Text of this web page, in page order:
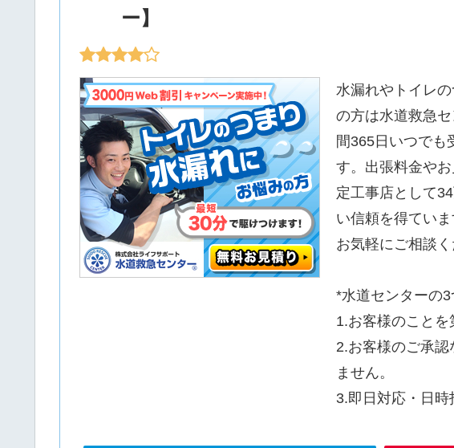
ー】
水漏れやトイレ
の方は水道救急
間365日いつでも
す。出張料金や
定工事店として
い信頼を得てい
お気軽にご相談く
*水道センターの
1.お客様のことを
2.お客様のご承認
ません。
3.即日対応・日時